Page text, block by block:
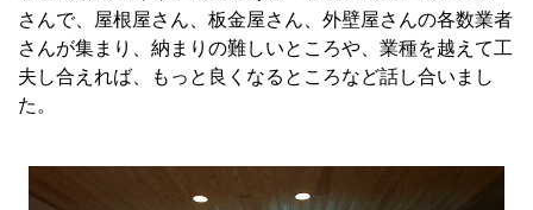
さんで、屋根屋さん、板金屋さん、外壁屋さんの各数業者
さんが集まり、納まりの難しいところや、業種を越えて工
夫し合えれば、もっと良くなるところなど話し合いまし
た。